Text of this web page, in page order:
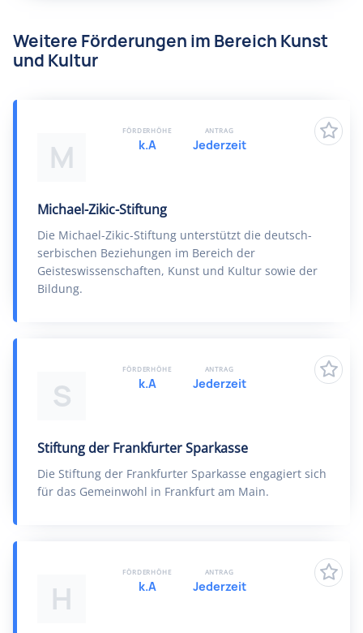
Weitere Förderungen im Bereich Kunst
und Kultur
M
Michael-Zikic-Stiftung
Die Michael-Zikic-Stiftung unterstützt die deutsch-
serbischen Beziehungen im Bereich der
Geisteswissenschaften, Kunst und Kultur sowie der
Bildung.
FÖRDERHÖHE
k.A
ANTRAG
Jederzeit
S
Stiftung der Frankfurter Sparkasse
Die Stiftung der Frankfurter Sparkasse engagiert sich
für das Gemeinwohl in Frankfurt am Main.
FÖRDERHÖHE
k.A
ANTRAG
Jederzeit
H
FÖRDERHÖHE
k.A
ANTRAG
Jederzeit